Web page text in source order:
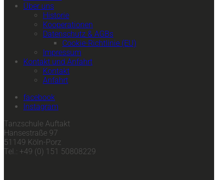
Über uns
Historie
Kooperationen
Datenschutz & AGBs
Cookie-Richtlinie (EU)
Impressum
Kontakt und Anfahrt
Kontakt
Anfahrt
facebook
Instagram
Tanzschule Auftakt
Hansestraße 97
51149 Köln-Porz
Tel.: +49 (0) 151 50808229